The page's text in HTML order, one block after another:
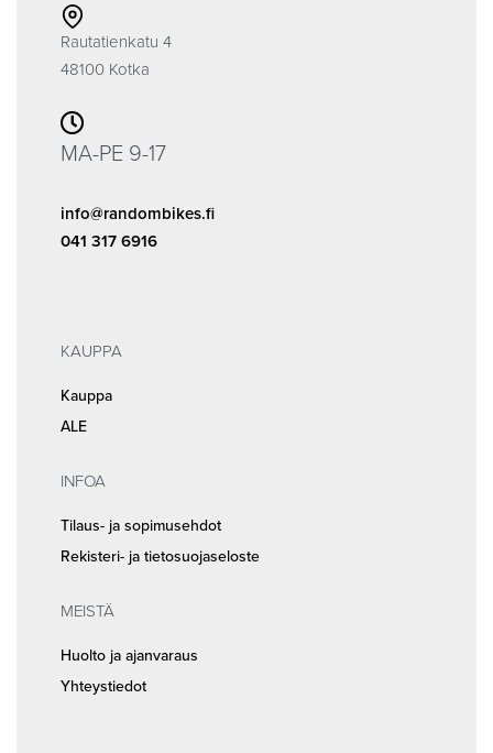
Rautatienkatu 4
48100 Kotka
MA-PE 9-17
info@randombikes.fi
041 317 6916
KAUPPA
Kauppa
ALE
INFOA
Tilaus- ja sopimusehdot
Rekisteri- ja tietosuojaseloste
MEISTÄ
Huolto ja ajanvaraus
Yhteystiedot